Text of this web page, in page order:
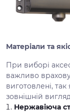
Матеріали та
При виборі
важливо
виготовлені, так
зовнішній
Нержавіюча